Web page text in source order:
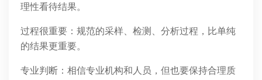
理性看待结果。
过程很重要：规范的采样、检测、分析过程，比单纯
的结果更重要。
专业判断：相信专业机构和人员，但也要保持合理质